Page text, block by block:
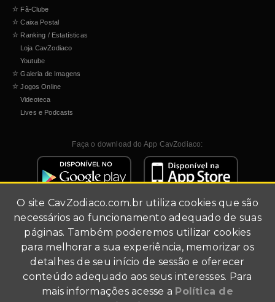
☆ Fã-Clube
☆ Caixa Postal
☆ Ranking / Estatísticas
Loja CavZodiaco
Youtube
☆ Galeria de Imagens
☆ Jogos Online
Videoteca
Lives e Podcasts
Faça o download do App CavZodiaco:
Site de fãs (fã-clube).
Todo conteúdo multimídia foi utilizado para fins de
divulgação.
O site CavZodiaco.com.br utiliza cookies que são
necessários ao funcionamento adequado de suas
páginas. Também poderemos utilizar cookies
para melhorar a sua experiência, memorizar os
detalhes de seu início de sessão e oferecer
conteúdo adequado aos seus interesses. Para
mais informações acesse a Política de